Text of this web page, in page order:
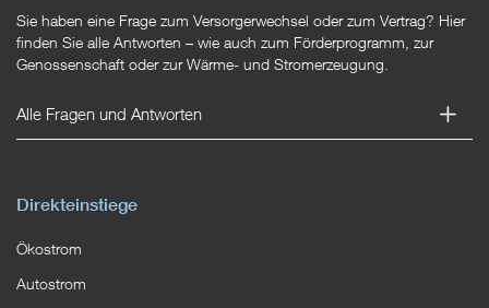
Sie haben eine Frage zum Versorgerwechsel oder zum Vertrag? Hier
finden Sie alle Antworten – wie auch zum Förderprogramm, zur
Genossenschaft oder zur Wärme- und Stromerzeugung.
Alle Fragen und Antworten
Direkteinstiege
Ökostrom
Autostrom